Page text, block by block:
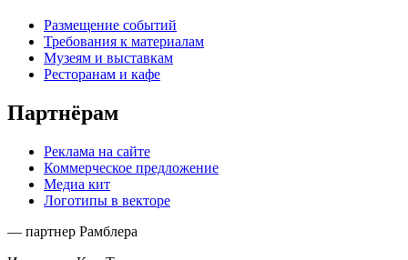
Размещение событий
Требования к материалам
Музеям и выставкам
Ресторанам и кафе
Партнёрам
Реклама на сайте
Коммерческое предложение
Медиа кит
Логотипы в векторе
— партнер Рамблера